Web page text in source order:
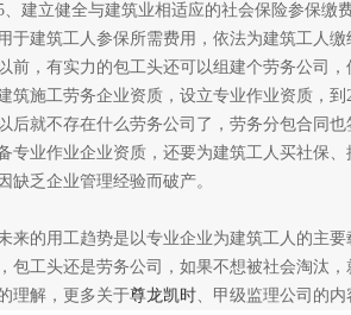
立健全与建筑业相适应的社会保险参保缴
于建筑工人参保所需费用，依法为建筑工人缴
，有实力的包工头还可以组建个劳务公司，
筑施工劳务企业资质，设立专业作业资质，到
就不存在什么劳务公司了，劳务分包合同也
专业作业企业资质，还要为建筑工人买社保
缺乏企业管理经验而破产。
的用工趋势是以专业企业为建筑工人的主要
包工头还是劳务公司，如果不想被社会淘汰
理解，更多关于尊龙凯时、甲级监理公司的